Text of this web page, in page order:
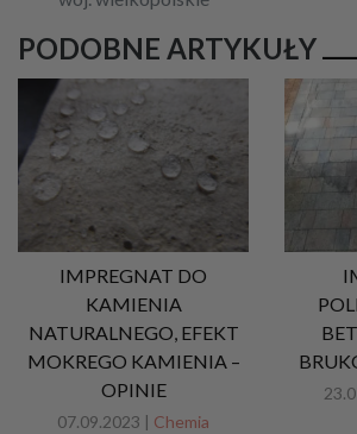
PODOBNE ARTYKUŁY
IMPREGNAT DO
KAMIENIA
NATURALNEGO, EFEKT
MOKREGO KAMIENIA –
OPINIE
07.09.2023 | Chemia